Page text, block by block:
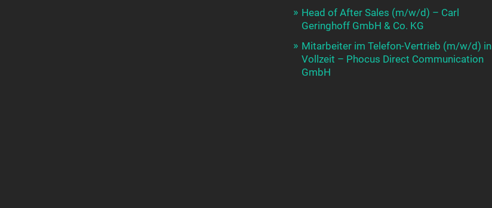
Head of After Sales (m/w/d) – Carl
Geringhoff GmbH & Co. KG
Mitarbeiter im Telefon-Vertrieb (m/w/d) in
Vollzeit – Phocus Direct Communication
GmbH